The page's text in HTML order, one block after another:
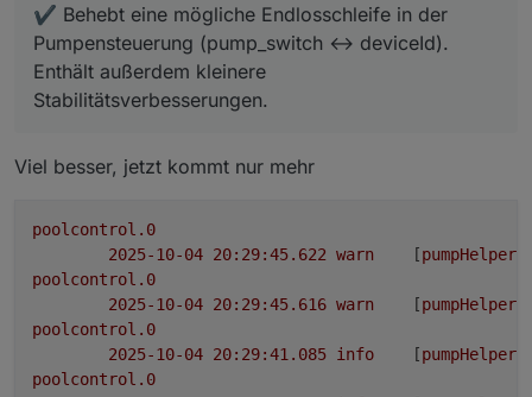
✔️ Behebt eine mögliche Endlosschleife in der
Pumpensteuerung (pump_switch ↔ deviceId).
Enthält außerdem kleinere
Stabilitätsverbesserungen.
Viel besser, jetzt kommt nur mehr
poolcontrol.0
warn
	[
pumpHelper
poolcontrol.0
warn
	[
pumpHelper
poolcontrol.0
info
	[
pumpHelper
poolcontrol.0